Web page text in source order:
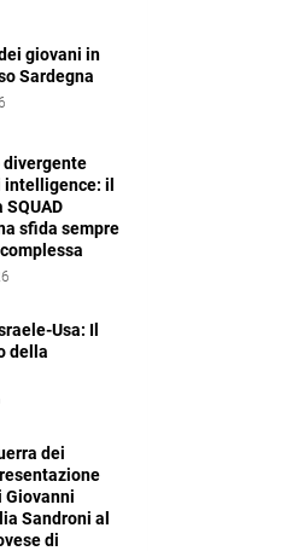
giovani in
Sardegna
divergente
il
sfida sempre
Usa: Il
della
dei
Giovanni
Sandroni al
di